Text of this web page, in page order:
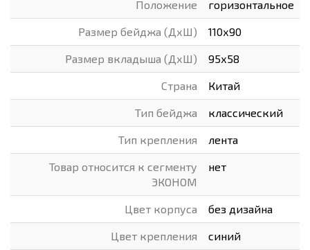
Положение горизонтальное
Размер бейджа (ДхШ) 110х90
Размер вкладыша (ДхШ) 95х58
Страна Китай
Тип бейджа классический
Тип крепления лента
Товар относится к сегменту
ЭКОНОМ
нет
Цвет корпуса без дизайна
Цвет крепления синий